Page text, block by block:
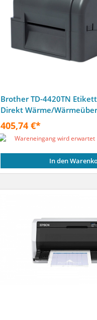
Brother TD-4420TN
Direkt Wärme/
203 DPI Verkabelt
405,74 €*
Wareneingang wird erwartet
In den